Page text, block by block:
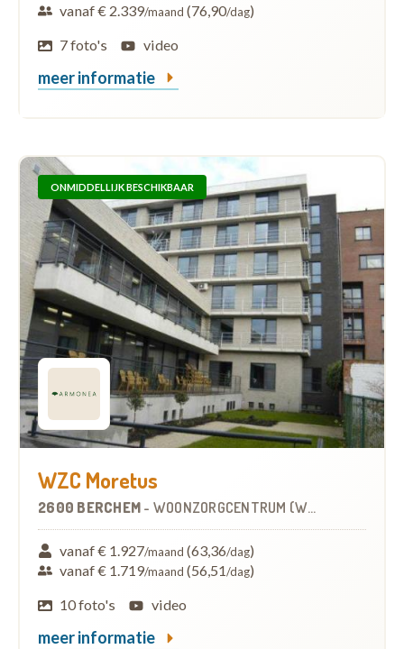
vanaf € 2.339/maand (76,90/dag)
7 foto's
video
meer informatie
ONMIDDELLIJK BESCHIKBAAR
WZC Moretus
2600 BERCHEM - WOONZORGCENTRUM (WZC)
vanaf € 1.927/maand (63,36/dag)
vanaf € 1.719/maand (56,51/dag)
10 foto's
video
meer informatie